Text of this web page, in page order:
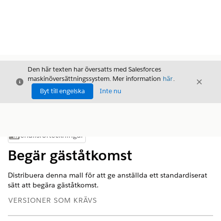
Stäng
Den här texten har översatts med Salesforces
maskinöversättningssystem. Mer information här.
Byt till engelska
Inte nu
Stäng
Visa innehållsförteckning
Innehållsförteckningar
Begär gäståtkomst
Distribuera denna mall för att ge anställda ett standardiserat
sätt att begära gäståtkomst.
VERSIONER SOM KRÄVS